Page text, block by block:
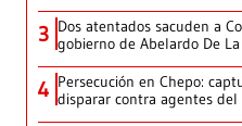
3 Dos atentados sacuden a
gobierno de Abelardo De
4 Persecución en Chepo:
disparar contra agentes